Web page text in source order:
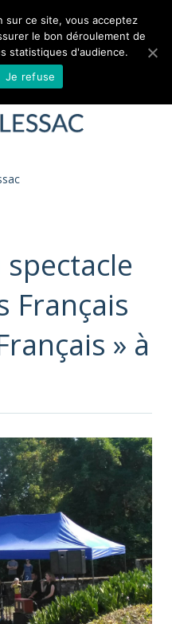
Skip to
content
spectacle
Français
» à
sur ce site, vous acceptez
le bon déroulement de
statistiques d'audience.
Je refuse